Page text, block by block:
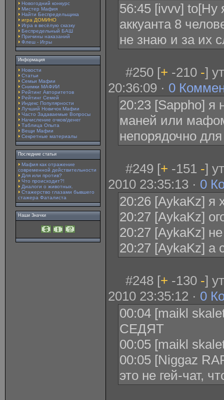
Новогодний конкурс
Мистер Мафия
Найти Беспредельщика
игра ДОМИНО
Игра в весёлую сказку
Беспредельный БАШ
Причины наказаний
Флеш - Игры
Информация
Новости
Статьи
Семьи Мафии
Снимки МАФИИ
Рейтинг Авторитетов
Рейтинг Семей
Индекс Популярности
Лучший Новичок Мафии
Часто Задаваемые Вопросы
Начисление очков/денег
Таблица Опыта
Вещи Мафии
Секретные материалы
Последние статьи
Мафия как отражение
современной действительности
Для или против?
Что происходит?!
Диалоги о животных.
Стажерство глазами бывшего
стажера Фаталиста
Наши Значки
56:45 [ivvv] to[Ну
аккуанта 8
не знаю и за их
#250 [+ -210 -]
20:36:09 · 0
20:23 [Sappho] я
маней или
непорядочно
#249 [+ -151 -]
2010 23:35:13 · 0
20:26 [AykaKz] я
20:27 [AykaKz]
20:27 [AykaKz]
20:27 [AykaKz] а
#248 [+ -130 -]
2010 23:35:12 · 0
00:04 [maikl
СЕДЯТ
00:05 [maikl
00:05 [Niggaz
это не гей-чат,